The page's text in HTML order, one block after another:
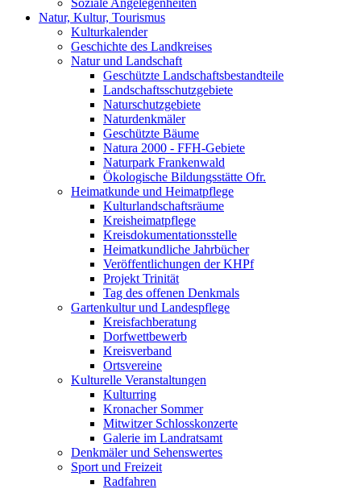
Soziale Angelegenheiten
Natur, Kultur, Tourismus
Kulturkalender
Geschichte des Landkreises
Natur und Landschaft
Geschützte Landschaftsbestandteile
Landschaftsschutzgebiete
Naturschutzgebiete
Naturdenkmäler
Geschützte Bäume
Natura 2000 - FFH-Gebiete
Naturpark Frankenwald
Ökologische Bildungsstätte Ofr.
Heimatkunde und Heimatpflege
Kulturlandschaftsräume
Kreisheimatpflege
Kreisdokumentationsstelle
Heimatkundliche Jahrbücher
Veröffentlichungen der KHPf
Projekt Trinität
Tag des offenen Denkmals
Gartenkultur und Landespflege
Kreisfachberatung
Dorfwettbewerb
Kreisverband
Ortsvereine
Kulturelle Veranstaltungen
Kulturring
Kronacher Sommer
Mitwitzer Schlosskonzerte
Galerie im Landratsamt
Denkmäler und Sehenswertes
Sport und Freizeit
Radfahren